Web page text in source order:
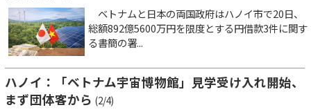
ベトナムと日本の両国政府はハノイ市で20日、
総額892億5600万円を限度とする円借款3件に関す
る書簡の署...
ハノイ：「ベトナム宇宙博物館」見学受け入れ開始、
まず団体客から (2/4)